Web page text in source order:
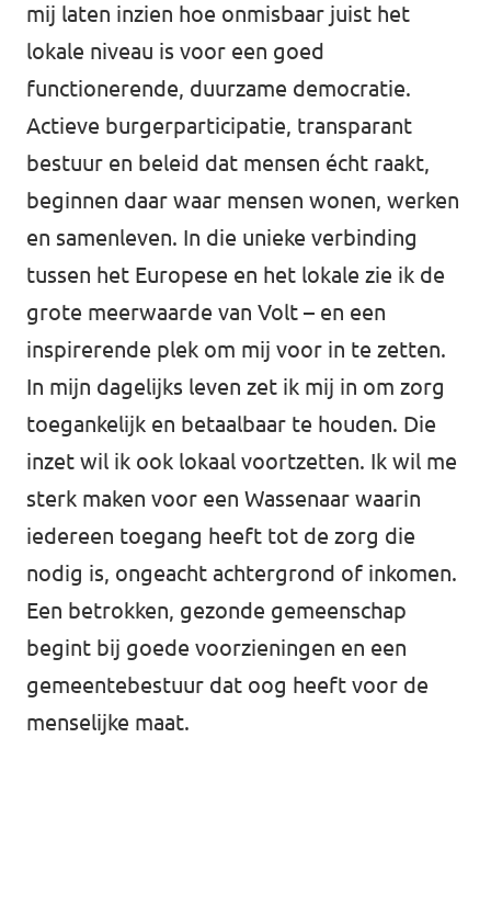
mij laten inzien hoe onmisbaar juist het
lokale niveau is voor een goed
functionerende, duurzame democratie.
Actieve burgerparticipatie, transparant
bestuur en beleid dat mensen écht raakt,
beginnen daar waar mensen wonen, werken
en samenleven. In die unieke verbinding
tussen het Europese en het lokale zie ik de
grote meerwaarde van Volt – en een
inspirerende plek om mij voor in te zetten.
In mijn dagelijks leven zet ik mij in om zorg
toegankelijk en betaalbaar te houden. Die
inzet wil ik ook lokaal voortzetten. Ik wil me
sterk maken voor een Wassenaar waarin
iedereen toegang heeft tot de zorg die
nodig is, ongeacht achtergrond of inkomen.
Een betrokken, gezonde gemeenschap
begint bij goede voorzieningen en een
gemeentebestuur dat oog heeft voor de
menselijke maat.